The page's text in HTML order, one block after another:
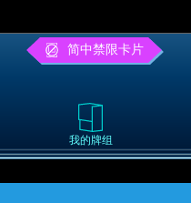
简中禁限卡片
我的牌组